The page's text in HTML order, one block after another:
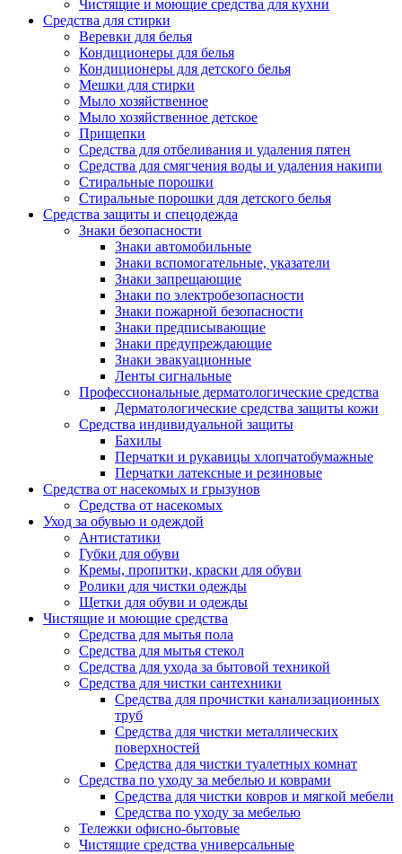
Чистящие и моющие средства для кухни
Средства для стирки
Веревки для белья
Кондиционеры для белья
Кондиционеры для детского белья
Мешки для стирки
Мыло хозяйственное
Мыло хозяйственное детское
Прищепки
Средства для отбеливания и удаления пятен
Средства для смягчения воды и удаления накипи
Стиральные порошки
Стиральные порошки для детского белья
Средства защиты и спецодежда
Знаки безопасности
Знаки автомобильные
Знаки вспомогательные, указатели
Знаки запрещающие
Знаки по электробезопасности
Знаки пожарной безопасности
Знаки предписывающие
Знаки предупреждающие
Знаки эвакуационные
Ленты сигнальные
Профессиональные дерматологические средства
Дерматологические средства защиты кожи
Средства индивидуальной защиты
Бахилы
Перчатки и рукавицы хлопчатобумажные
Перчатки латексные и резиновые
Средства от насекомых и грызунов
Средства от насекомых
Уход за обувью и одеждой
Антистатики
Губки для обуви
Кремы, пропитки, краски для обуви
Ролики для чистки одежды
Щетки для обуви и одежды
Чистящие и моющие средства
Средства для мытья пола
Средства для мытья стекол
Средства для ухода за бытовой техникой
Средства для чистки сантехники
Средства для прочистки канализационных
труб
Средства для чистки металлических
поверхностей
Средства для чистки туалетных комнат
Средства по уходу за мебелью и коврами
Средства для чистки ковров и мягкой мебели
Средства по уходу за мебелью
Тележки офисно-бытовые
Чистящие средства универсальные